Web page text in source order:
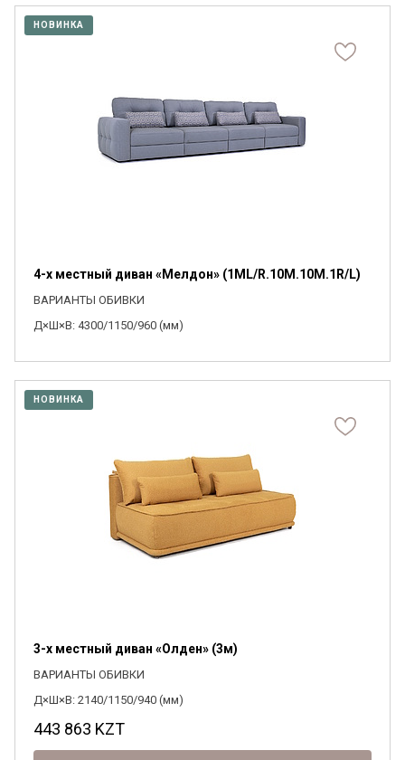
Я ознакомлен сПолитикой
обработки персональных данных и
согласен на их обработку.
НОВИНКА
4-х местный диван «Мелдон» (1ML/R.10M.10M.1R/L)
ВАРИАНТЫ ОБИВКИ
Д×Ш×В: 4300/1150/960 (мм)
НОВИНКА
3-х местный диван «Олден» (3м)
ВАРИАНТЫ ОБИВКИ
Д×Ш×В: 2140/1150/940 (мм)
443 863 KZT